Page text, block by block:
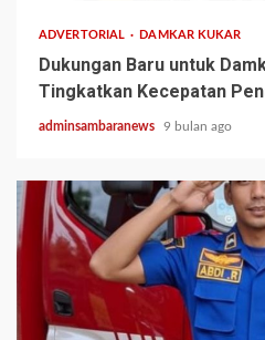
ADVERTORIAL DAMKAR KUKAR
Dukungan Baru untuk
Tingkatkan Kecepatan
adminsambaranews 9 bulan ago